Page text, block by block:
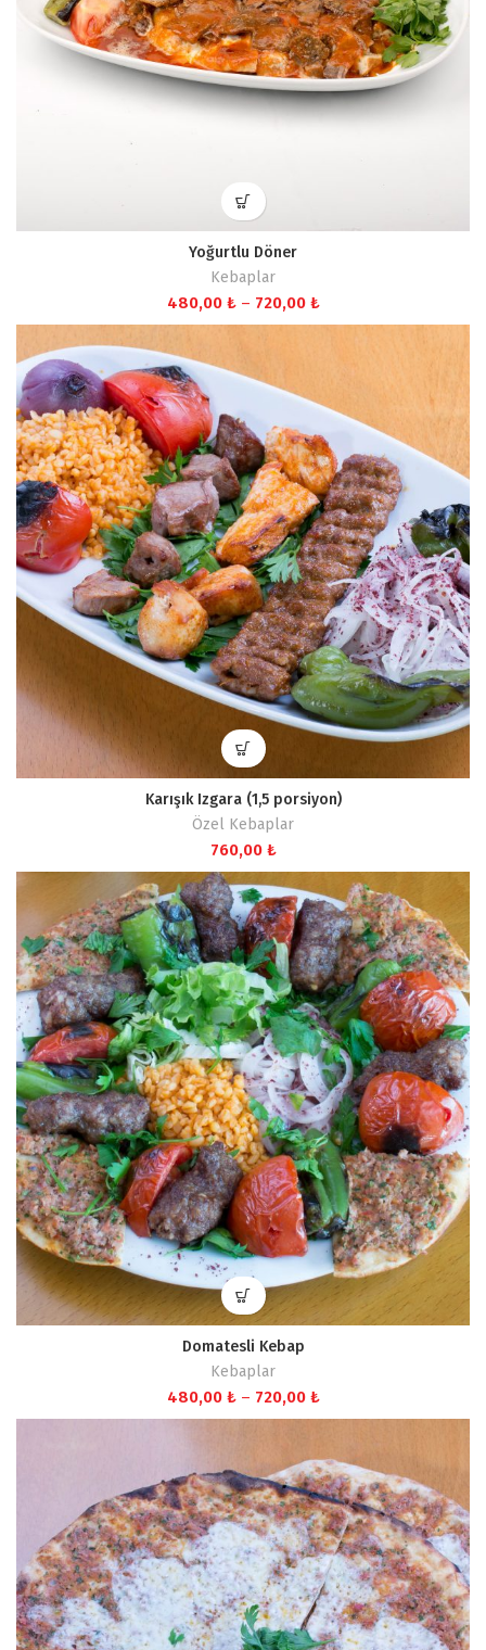
Yoğurtlu Döner
Kebaplar
480,00 ₺ – 720,00 ₺Fiyat
aralığı:
Karışık Izgara (1,5 porsiyon)
Özel Kebaplar
760,00 ₺
Domatesli Kebap
Kebaplar
480,00 ₺ – 720,00 ₺Fiyat
aralığı:
-
720,00 ₺